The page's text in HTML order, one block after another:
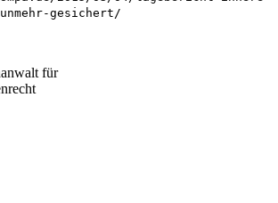
gesichert/
für